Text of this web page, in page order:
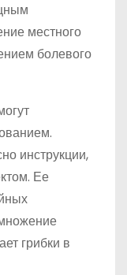
местного
болевого
инструкции,
Ее
грибки в